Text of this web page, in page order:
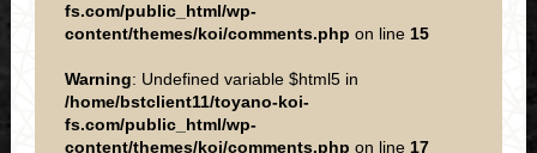
fs.com/public_html/wp-
content/themes/koi/comments.php on line 15
Warning: Undefined variable $html5 in
/home/bstclient11/toyano-koi-
fs.com/public_html/wp-
content/themes/koi/comments.php on line 17